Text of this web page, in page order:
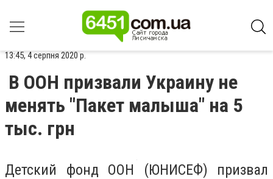
13:45, 4 серпня 2020 р.
В ООН призвали Украину не
менять "Пакет малыша" на 5
тыс. грн
Детский фонд ООН (ЮНИСЕФ) призвал